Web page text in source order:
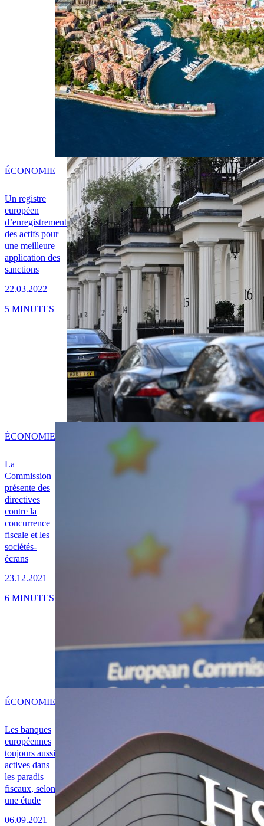
Un registre
européen
d’enregistrement
des actifs pour
une meilleure
application des
sanctions
22.03.2022
ÉCONOMIE
5 MINUTES
La
Commission
présente des
directives
contre la
concurrence
fiscale et les
sociétés-
écrans
23.12.2021
ÉCONOMIE
6 MINUTES
Les banques
européennes
toujours aussi
actives dans
les paradis
fiscaux, selon
une étude
06.09.2021
ÉCONOMIE